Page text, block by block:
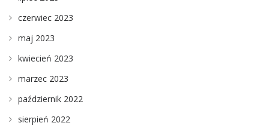
czerwiec 2023
maj 2023
kwiecień 2023
marzec 2023
październik 2022
sierpień 2022